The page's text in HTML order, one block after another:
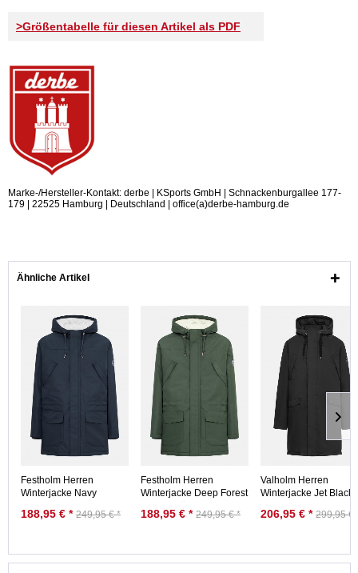
>Größentabelle für diesen Artikel als PDF
Marke-/Hersteller-Kontakt: derbe | KSports GmbH | Schnackenburgallee 177-
179 | 22525 Hamburg | Deutschland | office(a)derbe-hamburg.de
Ähnliche Artikel
Festholm Herren
Winterjacke Navy
188,95 € * 249,95 € *
Festholm Herren
Winterjacke Deep Forest
188,95 € * 249,95 € *
Valholm Herren
Winterjacke Jet Black
206,95 € * 299,95 €